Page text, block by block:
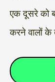
एक दूसरे को
करने वालों के